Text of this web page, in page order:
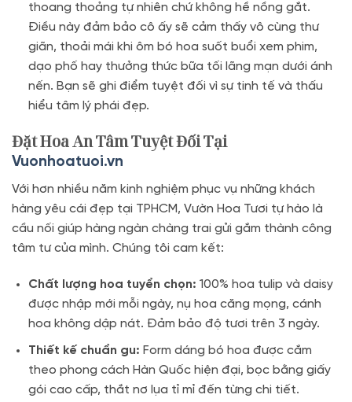
thoang thoảng tự nhiên chứ không hề nồng gắt.
Điều này đảm bảo cô ấy sẽ cảm thấy vô cùng thư
giãn, thoải mái khi ôm bó hoa suốt buổi xem phim,
dạo phố hay thưởng thức bữa tối lãng mạn dưới ánh
nến. Bạn sẽ ghi điểm tuyệt đối vì sự tinh tế và thấu
hiểu tâm lý phái đẹp.
Đặt Hoa An Tâm Tuyệt Đối Tại
Vuonhoatuoi.vn
Với hơn nhiều năm kinh nghiệm phục vụ những khách
hàng yêu cái đẹp tại TPHCM, Vườn Hoa Tươi tự hào là
cầu nối giúp hàng ngàn chàng trai gửi gắm thành công
tâm tư của mình. Chúng tôi cam kết:
Chất lượng hoa tuyển chọn: 100% hoa tulip và daisy
được nhập mới mỗi ngày, nụ hoa căng mọng, cánh
hoa không dập nát. Đảm bảo độ tươi trên 3 ngày.
Thiết kế chuẩn gu: Form dáng bó hoa được cắm
theo phong cách Hàn Quốc hiện đại, bọc bằng giấy
gói cao cấp, thắt nơ lụa tỉ mỉ đến từng chi tiết.